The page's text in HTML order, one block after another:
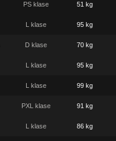
PS klase 51 kg
L klase 95 kg
D klase 70 kg
L klase 95 kg
L klase 99 kg
PXL klase 91 kg
L klase 86 kg